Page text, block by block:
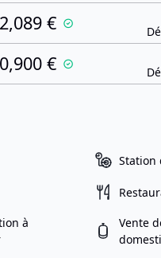
2,089 €
0,900 €
Station
à
Vente